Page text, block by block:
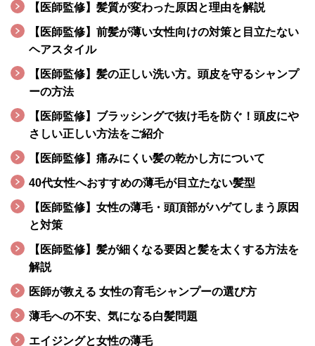
【医師監修】髪質が変わった原因と理由を解説
【医師監修】前髪が薄い女性向けの対策と目立たない
ヘアスタイル
【医師監修】髪の正しい洗い方。頭皮を守るシャンプ
ーの方法
【医師監修】ブラッシングで抜け毛を防ぐ！頭皮にや
さしい正しい方法をご紹介
【医師監修】痛みにくい髪の乾かし方について
40代女性へおすすめの薄毛が目立たない髪型
【医師監修】女性の薄毛・頭頂部がハゲてしまう原因
と対策
【医師監修】髪が細くなる要因と髪を太くする方法を
解説
医師が教える 女性の育毛シャンプーの選び方
薄毛への不安、気になる白髪問題
エイジングと女性の薄毛